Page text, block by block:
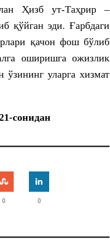
Ҳизб ут-Таҳрир –
қўйган эди. Ғарбдаги
қачон фош бўлиб
оширишга ожизлик
уларга хизмат
сонидан
0 0